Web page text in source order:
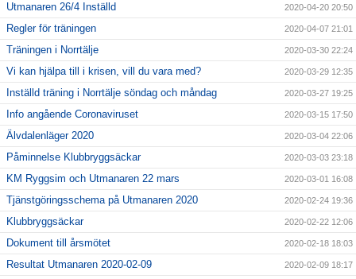
Utmanaren 26/4 Inställd 2020-04-20 20:50
Regler för träningen 2020-04-07 21:01
Träningen i Norrtälje 2020-03-30 22:24
Vi kan hjälpa till i krisen, vill du vara med? 2020-03-29 12:35
Inställd träning i Norrtälje söndag och måndag 2020-03-27 19:25
Info angående Coronaviruset 2020-03-15 17:50
Älvdalenläger 2020 2020-03-04 22:06
Påminnelse Klubbryggsäckar 2020-03-03 23:18
KM Ryggsim och Utmanaren 22 mars 2020-03-01 16:08
Tjänstgöringsschema på Utmanaren 2020 2020-02-24 19:36
Klubbryggsäckar 2020-02-22 12:06
Dokument till årsmötet 2020-02-18 18:03
Resultat Utmanaren 2020-02-09 2020-02-09 18:17